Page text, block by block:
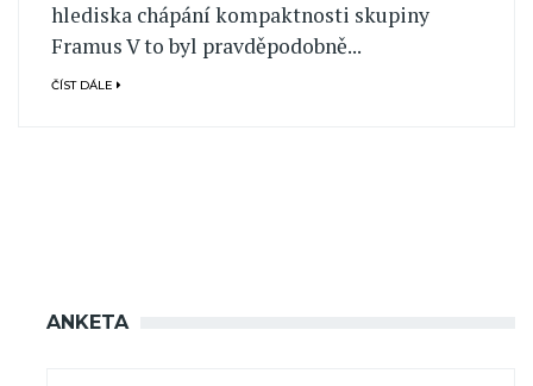
hlediska chápání kompaktnosti skupiny
Framus V to byl pravděpodobně...
ČÍST DÁLE
ANKETA